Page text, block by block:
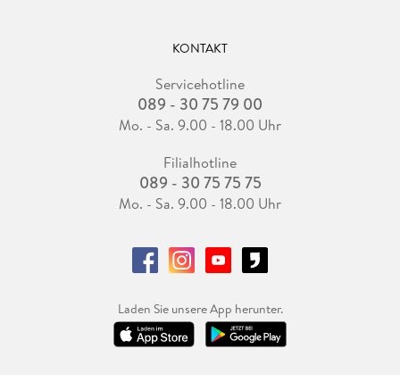
KONTAKT
Servicehotline
089 - 30 75 79 00
Mo. - Sa. 9.00 - 18.00 Uhr
Filialhotline
089 - 30 75 75 75
Mo. - Sa. 9.00 - 18.00 Uhr
Laden Sie unsere App herunter.